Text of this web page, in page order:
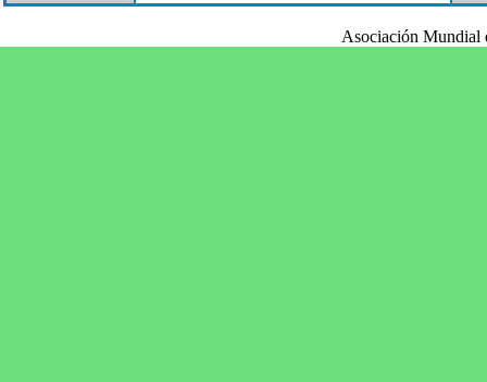
Asociación Mundial